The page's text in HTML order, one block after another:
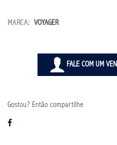
MARCA: VOYAGER
FALE COM UM
Gostou? Então compartilhe